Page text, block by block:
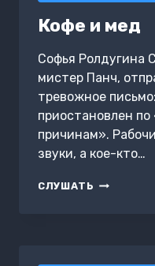
Кофе и мед
Софья Ролдугина
мистер Панч,
тревожное
приостановлен
причинам».
звуки, а кое-кто…
СЛУШАТЬ КОФЕ